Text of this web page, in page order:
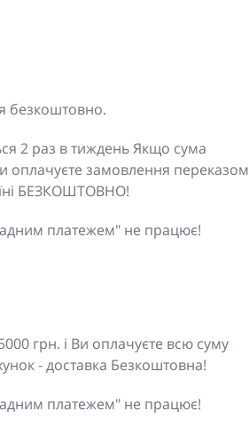
безкоштовно.
2 раз в тиждень Якщо сума
оплачуєте замовлення переказом
БЕЗКОШТОВНО!
платежем" не працює!
грн. і Ви оплачуєте всю суму
- доставка Безкоштовна!
платежем" не працює!